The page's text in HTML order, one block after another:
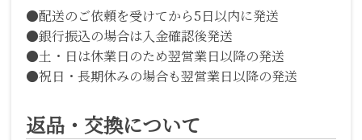
●配送のご依頼を受けてから5日以内に発送
●銀行振込の場合は入金確認後発送
●土・日は休業日のため翌営業日以降の発送
●祝日・長期休みの場合も翌営業日以降の発送
返品・交換について